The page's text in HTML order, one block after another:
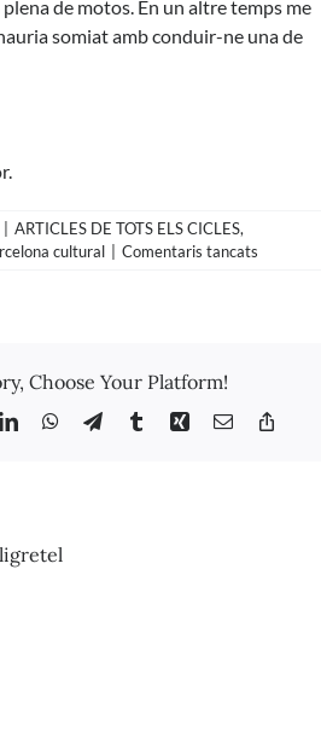
de motos. En un altre temps me
somiat amb conduir-ne una de
ARTICLES DE TOTS ELS CICLES,
cultural
Comentaris tancats
(recensió
Choose Your Platform!
LinkedInWhatsApp
TelegramTumblrXing Email